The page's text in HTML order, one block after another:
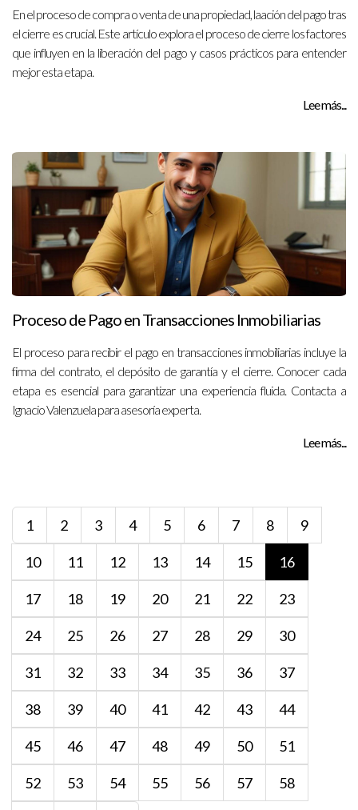
En el proceso de compra o venta de una propiedad, laación del pago tras
el cierre es crucial. Este artículo explora el proceso de cierre los factores
que influyen en la liberación del pago y casos prácticos para entender
mejor esta etapa.
Lee más...
Proceso de Pago en Transacciones Inmobiliarias
El proceso para recibir el pago en transacciones inmobiliarias incluye la
firma del contrato, el depósito de garantía y el cierre. Conocer cada
etapa es esencial para garantizar una experiencia fluida. Contacta a
Ignacio Valenzuela para asesoría experta.
Lee más...
1 2 3 4 5 6 7 8 9
10 11 12 13 14 15 16
17 18 19 20 21 22 23
24 25 26 27 28 29 30
31 32 33 34 35 36 37
38 39 40 41 42 43 44
45 46 47 48 49 50 51
52 53 54 55 56 57 58